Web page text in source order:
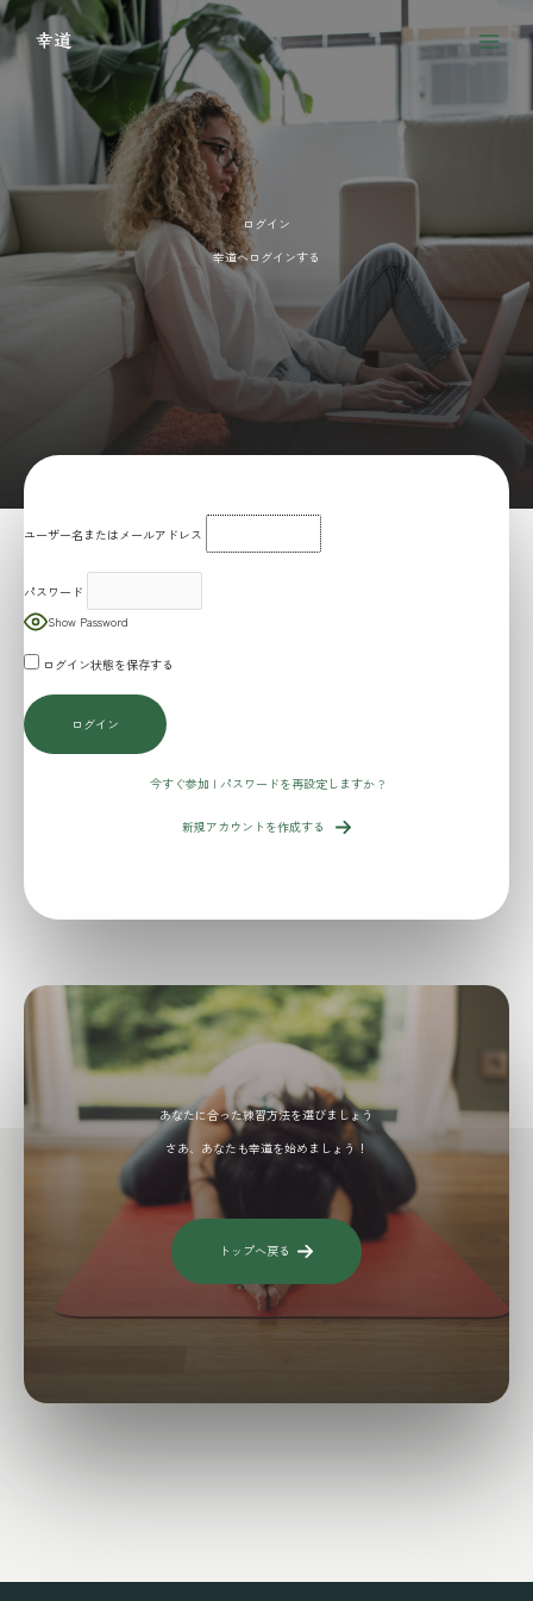
内
容
Main
ログイン
幸道へログインする
ユーザー名またはメールアドレス
パスワード
Show Password
ログイン状態を保存する
今すぐ参加 | パスワードを再設定しますか ?
新規アカウントを作成する
あなたに合った練習方法を選びましょう
さあ、あなたも幸道を始めましょう！
トップへ戻る